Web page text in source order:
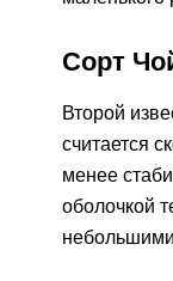
Сорт
Второй
считается
менее
оболочкой